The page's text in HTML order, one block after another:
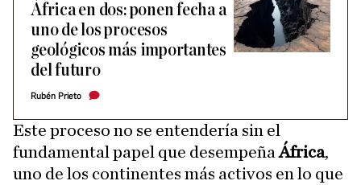
África en dos: ponen fecha a
uno de los procesos
geológicos más importantes
del futuro
Rubén Prieto
Este proceso no se entendería sin el
fundamental papel que desempeñaÁfrica,
uno de los continentes más activos en lo que